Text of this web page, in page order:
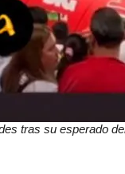
tras su esperado